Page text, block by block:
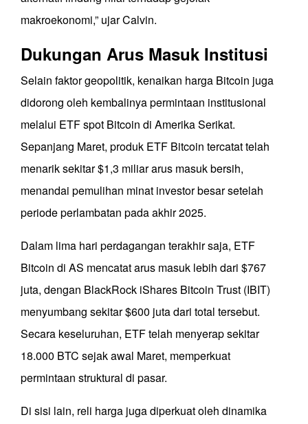
makroekonomi,” ujar Calvin.
Dukungan Arus Masuk Institusi
Selain faktor geopolitik, kenaikan harga Bitcoin juga
didorong oleh kembalinya permintaan institusional
melalui ETF spot Bitcoin di Amerika Serikat.
Sepanjang Maret, produk ETF Bitcoin tercatat telah
menarik sekitar $1,3 miliar arus masuk bersih,
menandai pemulihan minat investor besar setelah
periode perlambatan pada akhir 2025.
Dalam lima hari perdagangan terakhir saja, ETF
Bitcoin di AS mencatat arus masuk lebih dari $767
juta, dengan BlackRock iShares Bitcoin Trust (IBIT)
menyumbang sekitar $600 juta dari total tersebut.
Secara keseluruhan, ETF telah menyerap sekitar
18.000 BTC sejak awal Maret, memperkuat
permintaan struktural di pasar.
Di sisi lain, reli harga juga diperkuat oleh dinamika